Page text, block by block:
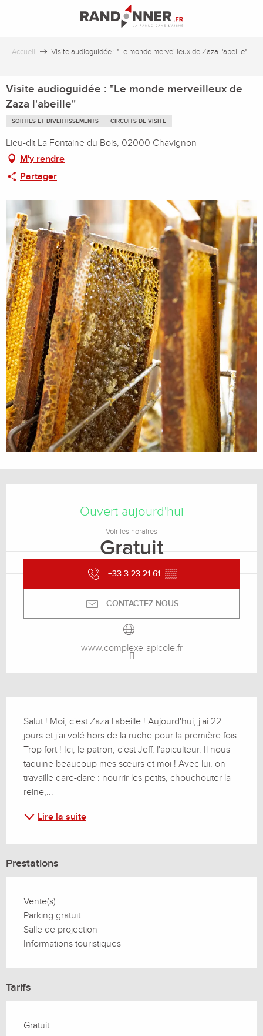
principal
Accueil Visite audioguidée : "Le monde merveilleux de Zaza l'abeille"
Visite audioguidée : "Le monde merveilleux de
Zaza l'abeille"
SORTIES ET DIVERTISSEMENTS CIRCUITS DE VISITE
Lieu-dit La Fontaine du Bois, 02000 Chavignon
M'y rendre
Partager
Ouvert aujourd'hui
Voir les horaires
Gratuit
+33 3 23 21 61 ▒▒
CONTACTEZ-NOUS
www.complexe-apicole.fr
Salut ! Moi, c'est Zaza l'abeille ! Aujourd'hui, j'ai 22
jours et j'ai volé hors de la ruche pour la première fois.
Trop fort ! Ici, le patron, c'est Jeff, l'apiculteur. Il nous
taquine beaucoup mes sœurs et moi ! Avec lui, on
travaille dare-dare : nourrir les petits, chouchouter la
reine,...
Lire la suite
Prestations
Vente(s)
Parking gratuit
Salle de projection
Informations touristiques
Tarifs
Gratuit